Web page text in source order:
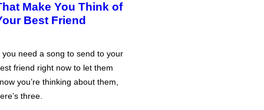
Make You Think of
Best Friend
you need a song to send to your
friend right now to let them
you’re thinking about them,
three.